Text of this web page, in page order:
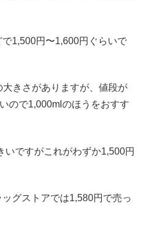
1,500円〜1,600円ぐらいで
きさがありますが、値段が
ので1,000mlのほうをおすす
いですがこれがわずか1,500円
グストアでは1,580円で売っ